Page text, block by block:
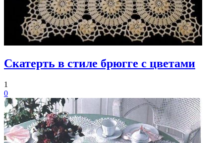
Скатерть в стиле брюгге с цветами
1
0